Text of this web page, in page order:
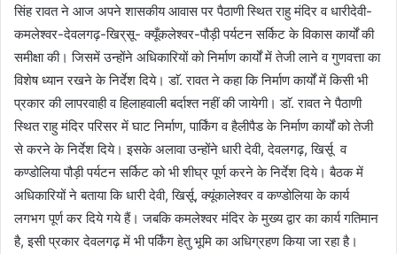
सिंह रावत ने आज अपने शासकीय आवास पर पैठाणी स्थित राहु मंदिर व धारीदेवी-
कमलेश्वर-देवलगढ़-खिर्सू- क्यूँकलेश्वर-पौड़ी पर्यटन सर्किट के विकास कार्यों की
समीक्षा की। जिसमें उन्होंने अधिकारियों को निर्माण कार्यों में तेजी लाने व गुणवत्ता का
विशेष ध्यान रखने के निर्देश दिये। डाॅ. रावत ने कहा कि निर्माण कार्यों में किसी भी
प्रकार की लापरवाही व हिलाहवाली बर्दाश्त नहीं की जायेगी। डाॅ. रावत ने पैठाणी
स्थित राहु मंदिर परिसर में घाट निर्माण, पार्किंग व हैलीपैड के निर्माण कार्यों को तेजी
से करने के निर्देश दिये। इसके अलावा उन्होंने धारी देवी, देवलगढ़, खिर्सू व
कण्डोलिया पौड़ी पर्यटन सर्किट को भी शीघ्र पूर्ण करने के निर्देश दिये। बैठक में
अधिकारियों ने बताया कि धारी देवी, खिर्सू, क्यूंकालेश्वर व कण्डोलिया के कार्य
लगभग पूर्ण कर दिये गये हैं। जबकि कमलेश्वर मंदिर के मुख्य द्वार का कार्य गतिमान
है, इसी प्रकार देवलगढ़ में भी पर्किंग हेतु भूमि का अधिग्रहण किया जा रहा है।